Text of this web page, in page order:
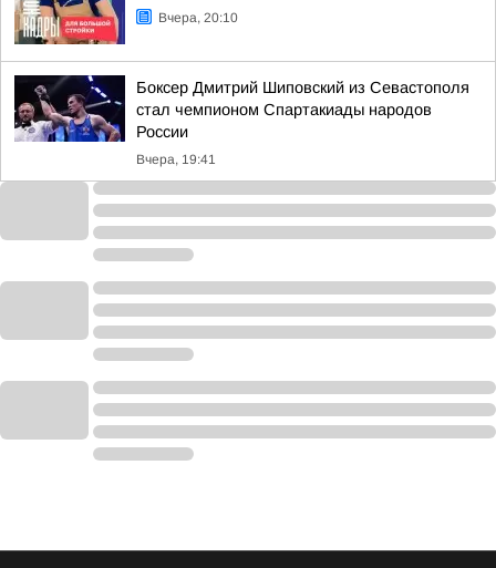
Вчера, 20:10
Боксер Дмитрий Шиповский из Севастополя
стал чемпионом Спартакиады народов
России
Вчера, 19:41